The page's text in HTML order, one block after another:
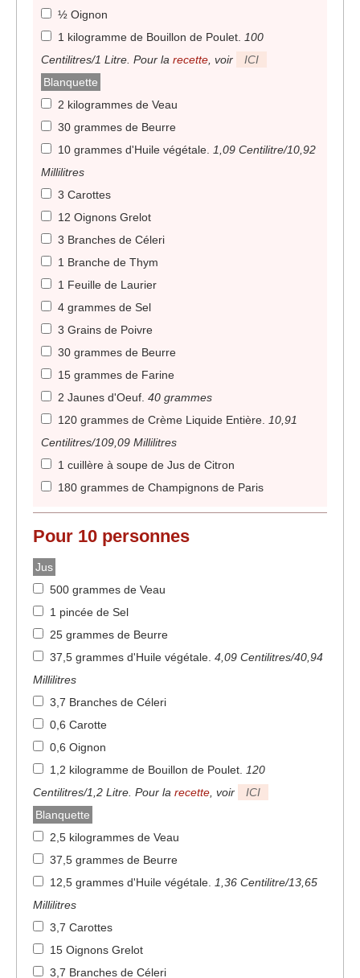
½ Oignon
1 kilogramme de Bouillon de Poulet. 100
Centilitres/1 Litre. Pour la recette, voir
ICI
Blanquette
2 kilogrammes de Veau
30 grammes de Beurre
10 grammes d'Huile végétale. 1,09 Centilitre/10,92
Millilitres
3 Carottes
12 Oignons Grelot
3 Branches de Céleri
1 Branche de Thym
1 Feuille de Laurier
4 grammes de Sel
3 Grains de Poivre
30 grammes de Beurre
15 grammes de Farine
2 Jaunes d'Oeuf. 40 grammes
120 grammes de Crème Liquide Entière. 10,91
Centilitres/109,09 Millilitres
1 cuillère à soupe de Jus de Citron
180 grammes de Champignons de Paris
Pour 10 personnes
Jus
500 grammes de Veau
1 pincée de Sel
25 grammes de Beurre
37,5 grammes d'Huile végétale. 4,09 Centilitres/40,94
Millilitres
3,7 Branches de Céleri
0,6 Carotte
0,6 Oignon
1,2 kilogramme de Bouillon de Poulet. 120
Centilitres/1,2 Litre. Pour la recette, voir
ICI
Blanquette
2,5 kilogrammes de Veau
37,5 grammes de Beurre
12,5 grammes d'Huile végétale. 1,36 Centilitre/13,65
Millilitres
3,7 Carottes
15 Oignons Grelot
3,7 Branches de Céleri